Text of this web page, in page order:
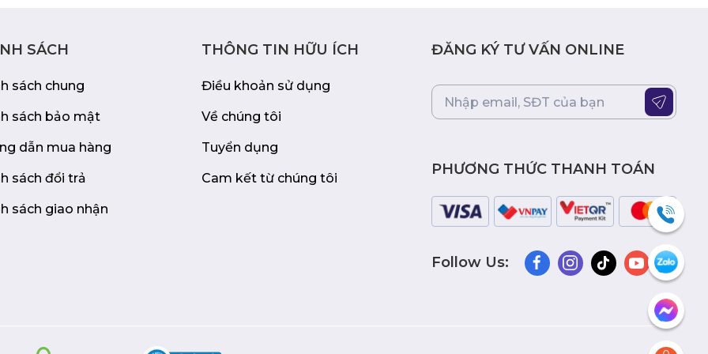
lúc.
việc thoải mái
cổng USB 3.2 Gen1:
thiết bị khác nhau và
SÁCH
sách chung
sách bảo mật
dẫn mua hàng
sách đổi trả
sách giao nhận
THÔNG TIN HỮU ÍCH
Điều khoản sử dụng
Về chúng tôi
Tuyển dụng
Cam kết từ chúng tôi
ĐĂNG KÝ TƯ VẤN ONLINE
PHƯƠNG THỨC THANH TOÁN
Follow Us: